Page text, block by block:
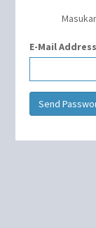
E-Mail Address
Send